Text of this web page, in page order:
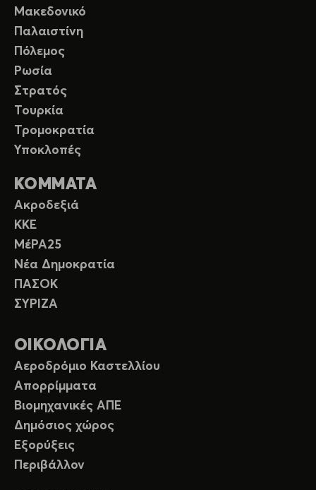
Μακεδονικό
Παλαιστίνη
Πόλεμος
Ρωσία
Στρατός
Τουρκία
Τρομοκρατία
Υποκλοπές
ΚΟΜΜΑΤΑ
Ακροδεξιά
ΚΚΕ
ΜέΡΑ25
Νέα Δημοκρατία
ΠΑΣΟΚ
ΣΥΡΙΖΑ
ΟΙΚΟΛΟΓΙΑ
Αεροδρόμιο Καστελλίου
Απορρίμματα
Βιομηχανικές ΑΠΕ
Δημόσιος χώρος
Εξορύξεις
Περιβάλλον